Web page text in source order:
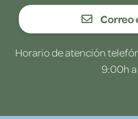
Correo
Horario de atención
9:00h a